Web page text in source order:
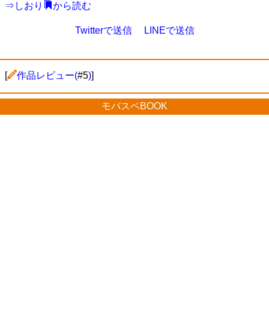
⇒ しおり から読む
Twitterで送信 LINEで送信
[ 作品レビュー(#5)]
モバスペBOOK